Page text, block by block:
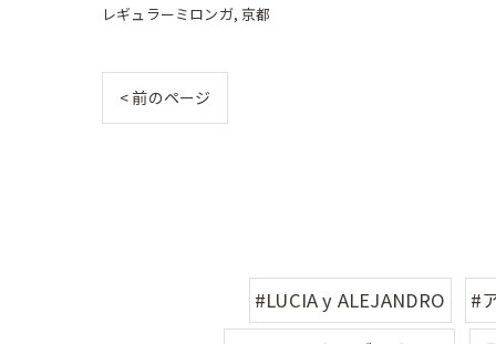
レギュラーミロンガ 京都
< 前のページ
#LUCIA y ALEJANDRO #